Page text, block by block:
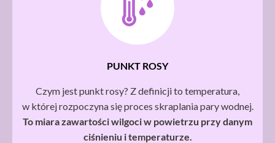
PUNKT ROSY
Czym jest punkt rosy? Z definicji to temperatura,
w której rozpoczyna się proces skraplania pary wodnej.
To miara zawartości wilgoci w powietrzu przy danym
ciśnieniu i temperaturze.